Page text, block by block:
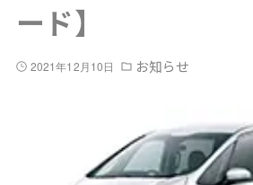
ード】
2021年12月10日 お知らせ